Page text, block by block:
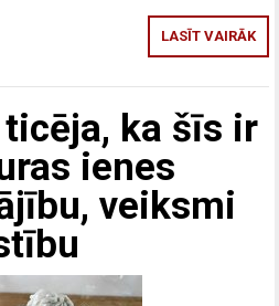
LASĪT VAIRĀK
ka šīs ir
ienes
veiksmi